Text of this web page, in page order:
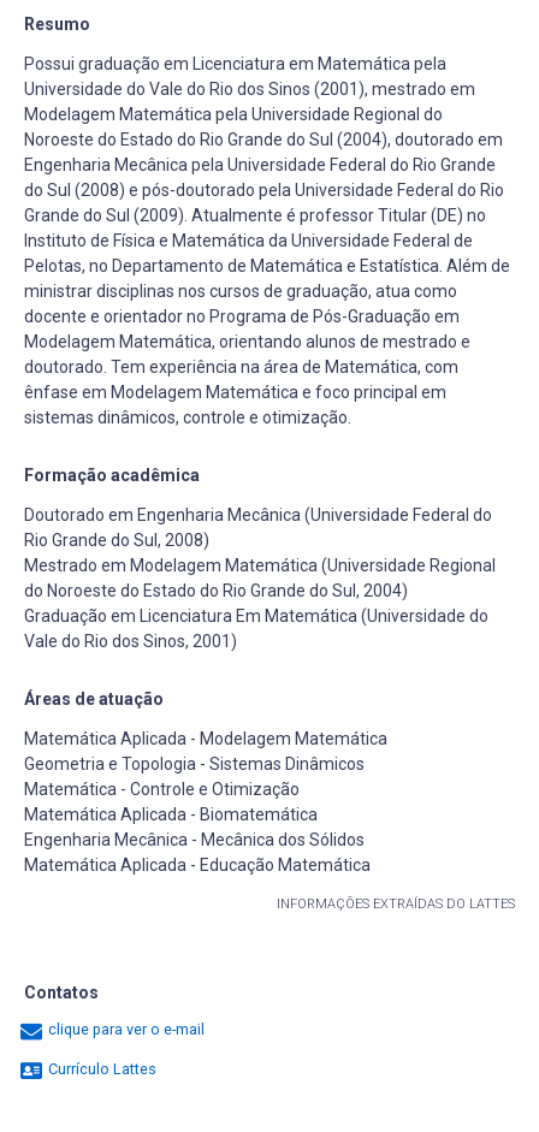
Resumo
Possui graduação em Licenciatura em Matemática pela
Universidade do Vale do Rio dos Sinos (2001), mestrado em
Modelagem Matemática pela Universidade Regional do
Noroeste do Estado do Rio Grande do Sul (2004), doutorado em
Engenharia Mecânica pela Universidade Federal do Rio Grande
do Sul (2008) e pós-doutorado pela Universidade Federal do Rio
Grande do Sul (2009). Atualmente é professor Titular (DE) no
Instituto de Física e Matemática da Universidade Federal de
Pelotas, no Departamento de Matemática e Estatística. Além de
ministrar disciplinas nos cursos de graduação, atua como
docente e orientador no Programa de Pós-Graduação em
Modelagem Matemática, orientando alunos de mestrado e
doutorado. Tem experiência na área de Matemática, com
ênfase em Modelagem Matemática e foco principal em
sistemas dinâmicos, controle e otimização.
Formação acadêmica
Doutorado em Engenharia Mecânica (Universidade Federal do
Rio Grande do Sul, 2008)
Mestrado em Modelagem Matemática (Universidade Regional
do Noroeste do Estado do Rio Grande do Sul, 2004)
Graduação em Licenciatura Em Matemática (Universidade do
Vale do Rio dos Sinos, 2001)
Áreas de atuação
Matemática Aplicada - Modelagem Matemática
Geometria e Topologia - Sistemas Dinâmicos
Matemática - Controle e Otimização
Matemática Aplicada - Biomatemática
Engenharia Mecânica - Mecânica dos Sólidos
Matemática Aplicada - Educação Matemática
INFORMAÇÕES EXTRAÍDAS DO LATTES
Contatos
clique para ver o e-mail
Currículo Lattes